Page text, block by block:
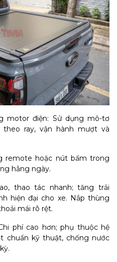
motor điện: Sử dụng mô-tơ
theo ray, vận hành mượt và
remote hoặc nút bấm trong
hằng ngày.
thao tác nhanh; tăng trải
hiện đại cho xe. Nắp thùng
mái rõ rệt.
phí cao hơn; phụ thuộc hệ
chuẩn kỹ thuật, chống nước